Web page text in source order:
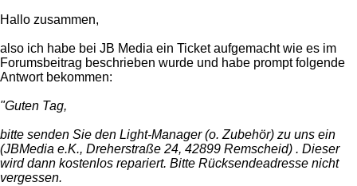
Hallo zusammen,
also ich habe bei JB Media ein Ticket aufgemacht wie es im
Forumsbeitrag beschrieben wurde und habe prompt folgende
Antwort bekommen:
"Guten Tag,
bitte senden Sie den Light-Manager (o. Zubehör) zu uns ein
(JBMedia e.K., Dreherstraße 24, 42899 Remscheid) . Dieser
wird dann kostenlos repariert. Bitte Rücksendeadresse nicht
vergessen.